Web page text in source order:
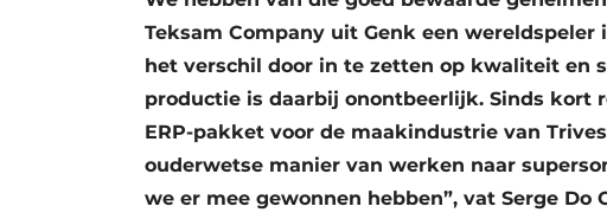
Teksam Company uit Genk een
het verschil door in te zetten op kwaliteit en
productie is daarbij onontbeerlijk. Sinds kort
ERP-pakket voor de maakindustrie van
ouderwetse manier van werken naar
we er mee gewonnen hebben”, vat Serge